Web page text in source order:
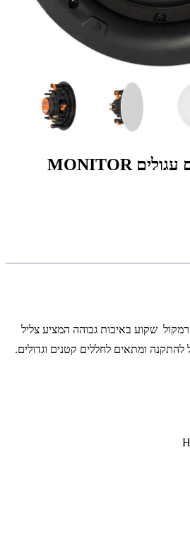
זוג רמקולים שקועים עגולים MONITOR
שקוע באיכות גבוהה המציע צליל
להתקנה ומתאים לחללים קטנים וגדולים.